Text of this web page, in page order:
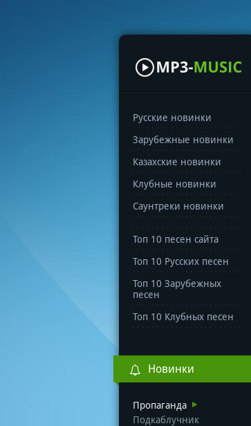
Русские новинки
Зарубежные новинки
Казахские новинки
Клубные новинки
Саунтреки новинки
Топ 10 песен сайта
Топ 10 Русских песен
Топ 10 Зарубежных
песен
Топ 10 Клубных песен
Новинки
Пропаганда
Подкаблучник